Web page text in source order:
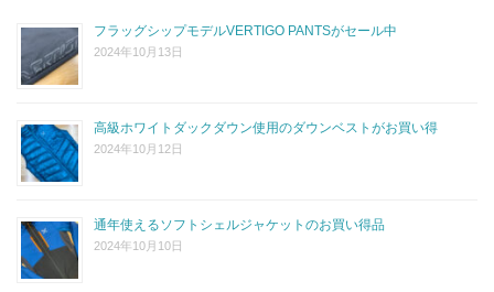
フラッグシップモデルVERTIGO PANTSがセール中
2024年10月13日
高級ホワイトダックダウン使用のダウンベストがお買い得
2024年10月12日
通年使えるソフトシェルジャケットのお買い得品
2024年10月10日